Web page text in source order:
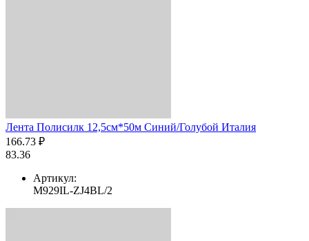
Лента Полисилк 12,5см*50м Синий/Голубой Италия
166.73 ₽
83.36
Артикул:
M929IL-ZJ4BL/2